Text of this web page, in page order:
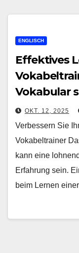
ENGLISCH
Effektives
Vokabular
OKT. 12, 2025
Verbessern Sie
Vokabeltrainer
kann eine
Erfahrung sein.
beim Lernen